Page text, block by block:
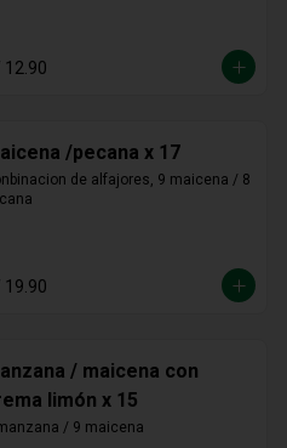
12.90
/pecana x 17
de alfajores, 9 maicena / 8
19.90
/ maicena con
limón x 15
/ 9 maicena